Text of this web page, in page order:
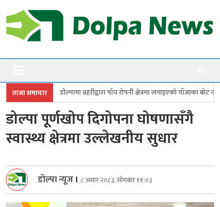
to
content
Dolpanews
ताजा समाचार
प्रहरीद्वारा पाँच रोपनी क्षेत्रमा लगाइएको गाँजाका बोट नष्ट जगदुल्लामा
डोल्पा पूर्णखोप दिगोपना घोषणासँगै
स्वास्थ्य क्षेत्रमा उल्लेखनीय सुधार
डोल्पा न्यूज । ८ असार २०८३, सोमबार ११:०३